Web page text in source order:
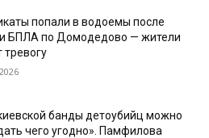
попали в водоемы после
БПЛА по Домодедово — жители
тревогу
банды детоубийц можно
чего угодно». Памфилова